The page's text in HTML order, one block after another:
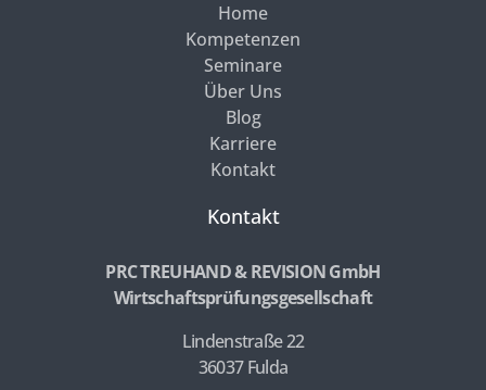
Home
Kompetenzen
Seminare
Über Uns
Blog
Karriere
Kontakt
Kontakt
PRC TREUHAND & REVISION GmbH
Wirtschaftsprüfungsgesellschaft
Lindenstraße 22
36037 Fulda